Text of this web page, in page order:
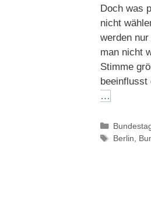
Doch was
nicht
werden
man nicht
Stimme
…
Berlin